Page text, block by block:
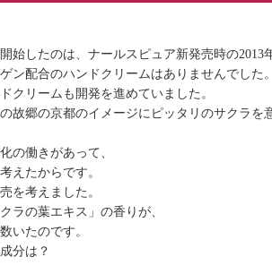
したのは、ナールスピュア新発売時の2013
ン配合のハンドクリームはありませんでした。
クリームも開発を進めていました。
故郷の京都のイメージにピッタリのサクラを
の働きがあって、
えたからです。
を考えました。
ラの葉エキス」の香りが、
いたのです。
分は？